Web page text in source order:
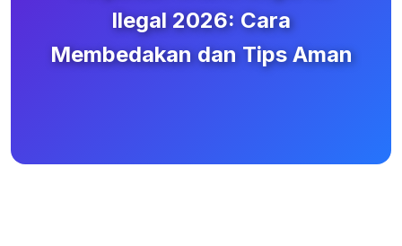
Ilegal 2026: Cara
Membedakan dan Tips Aman